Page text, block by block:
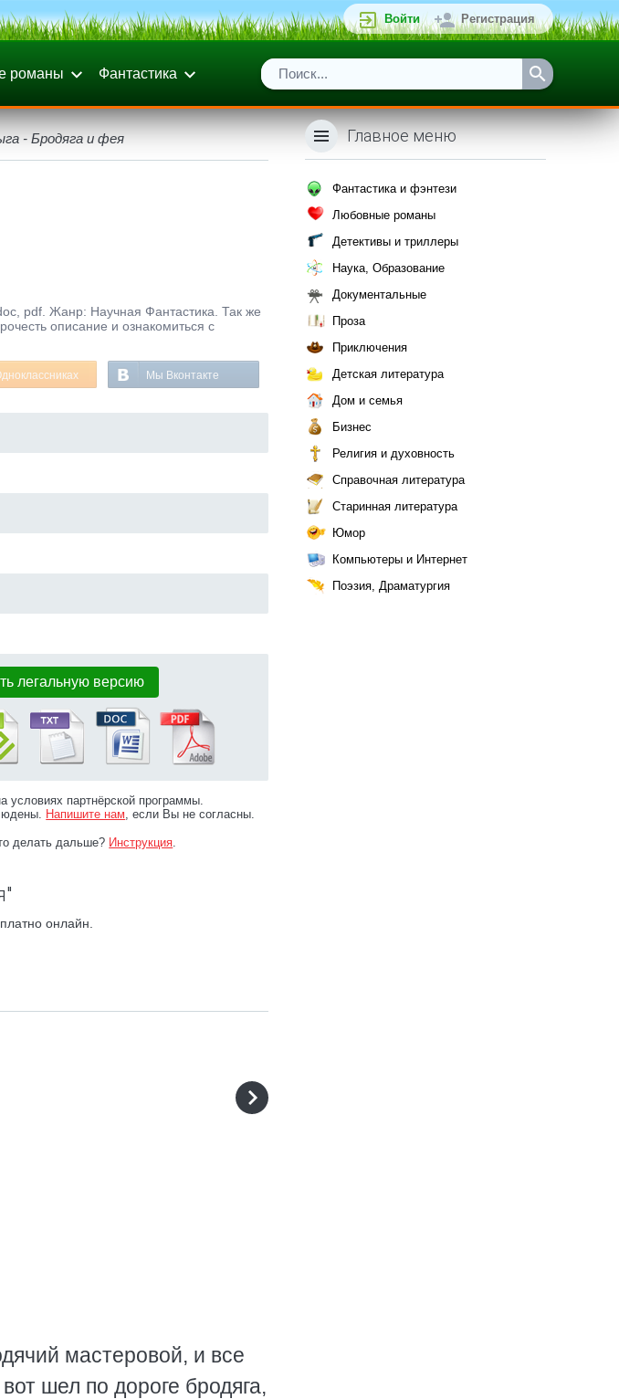
Войти Регистрация
романы Фантастика
- Бродяга и фея
pdf. Жанр: Научная Фантастика. Так же
описание и ознакомиться с
Мы Вконтакте
легальную версию
условиях партнёрской программы.
Напишите нам, если Вы не согласны.
делать дальше? Инструкция.
онлайн.
мастеровой, и все
шел по дороге бродяга,
Главное меню
Фантастика и фэнтези
Любовные романы
Детективы и триллеры
Наука, Образование
Документальные
Проза
Приключения
Детская литература
Дом и семья
Бизнес
Религия и духовность
Справочная литература
Старинная литература
Юмор
Компьютеры и Интернет
Поэзия, Драматургия